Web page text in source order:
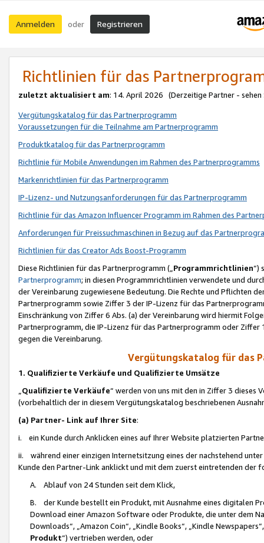
Anmelden oder Registrieren
Richtlinien für das
zuletzt aktualisiert am: 14. April 2026 (Derzeitige Partner - sehen
Vergütungskatalog für das Partnerprogramm
Voraussetzungen für die Teilnahme am Partnerprogramm
Produktkatalog für das Partnerprogramm
Richtlinie für Mobile Anwendungen im Rahmen des Partnerprogramms
Markenrichtlinien für das Partnerprogramm
IP-Lizenz- und Nutzungsanforderungen für das Partnerprogramm
Richtlinie für das Amazon Influencer Programm im Rahmen des
Anforderungen für Preissuchmaschinen in Bezug auf das
Richtlinien für das Creator Ads Boost-Programm
Diese Richtlinien für das Partnerprogramm („Programmrichtlinien“)
Partnerprogramm; in diesen Programmrichtlinien verwendete und
der Vereinbarung zugewiesene Bedeutung. Die Rechte und Pflichten
Partnerprogramm sowie Ziffer 3 der IP-Lizenz für das
Einschränkung von Ziffer 6 Abs. (a) der Vereinbarung wird hiermit
Partnerprogramm, die IP-Lizenz für das Partnerprogramm oder
gegen die Vereinbarung.
Vergütungskatalog für das
1. Qualifizierte Verkäufe und Qualifizierte Umsätze
Qualifizierte Verkäufe“ werden von uns mit den in Ziffer 3
(vorbehaltlich der in diesem Vergütungskatalog beschriebenen
(a) Partner- Link auf Ihrer Site:
i. ein Kunde durch Anklicken eines auf Ihrer Website platzierten
ii. während einer einzigen Internetsitzung eines der nachstehend
Kunde den Partner-Link anklickt und mit dem zuerst eintretenden der
A. Ablauf von 24 Stunden seit dem Klick,
B. der Kunde bestellt ein Produkt, mit Ausnahme eines digitalen
Download einer Amazon Software oder Produkte, die unter dem
Downloads“, „Amazon Coin“, „Kindle Books“, „Kindle
Produkt“) vertrieben werden, oder